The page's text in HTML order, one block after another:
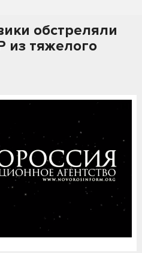
обстреляли
из тяжелого